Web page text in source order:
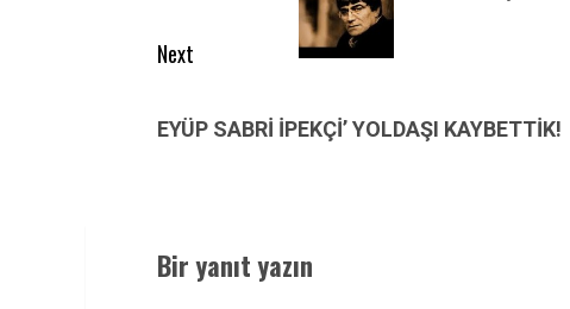
Next
post:
EYÜP SABRİ İPEKÇİ’ YOLDAŞI KAYBETTİK!
Bir yanıt yazın